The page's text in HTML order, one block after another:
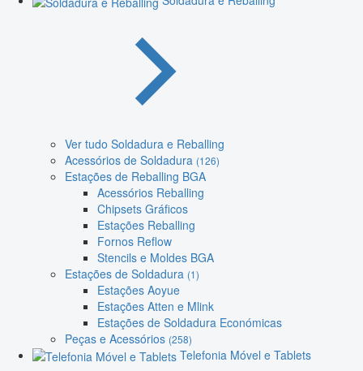
Ver tudo Soldadura e Reballing
Acessórios de Soldadura (126)
Estações de Reballing BGA
Acessórios Reballing
Chipsets Gráficos
Estações Reballing
Fornos Reflow
Stencils e Moldes BGA
Estações de Soldadura (1)
Estações Aoyue
Estações Atten e Mlink
Estações de Soldadura Económicas
Peças e Acessórios (258)
Telefonia Móvel e Tablets